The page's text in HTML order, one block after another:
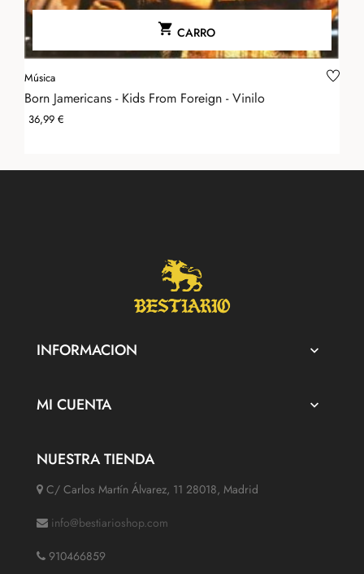
 CARRO
Música
Born Jamericans - Kids From Foreign - Vinilo
Precio
36,99 €
INFORMACION 
MI CUENTA 
NUESTRA TIENDA
C/ Carlos Martín Álvarez, 11 28018, Madrid
info@bestiarioshop.com
910466859